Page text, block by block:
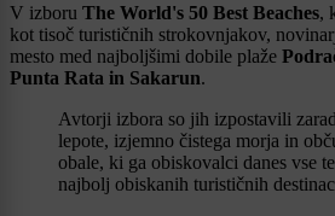
V izboru The World's 50 Best Beaches,
kot tisoč turističnih strokovnjakov,
mesto med najboljšimi dobile plaže
Punta Rata in Sakarun.
Avtorji izbora so jih izpostavili
lepote, izjemno čistega morja in
obale, ki ga obiskovalci danes vse
najbolj obiskanih turističnih